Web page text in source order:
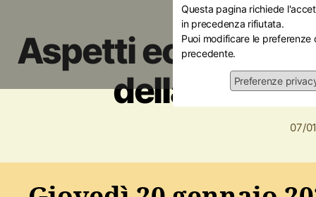
Questa pagina richiede
in precedenza rifiutata.
Puoi modificare le
precedente.
Preferenze
Amici della Storia
Aspetti
della 'Nuova
07/